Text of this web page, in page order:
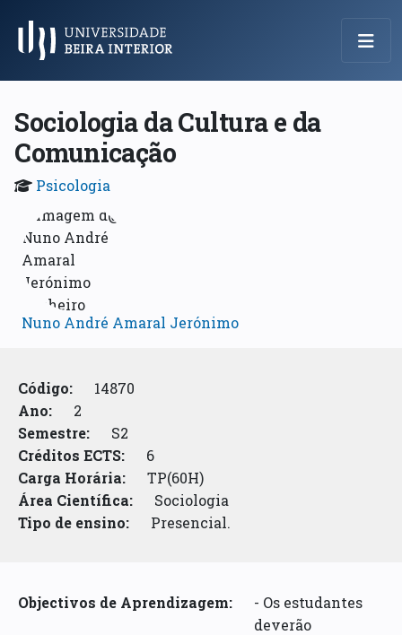
Menu Principal
Sociologia da Cultura e da
Comunicação
Psicologia
Nuno André Amaral Jerónimo
Código:
14870
Ano:
2
Semestre:
S2
Créditos ECTS:
6
Carga Horária:
TP(60H)
Área Científica:
Sociologia
Tipo de ensino:
Presencial.
Objectivos de Aprendizagem:
- Os estudantes
deverão